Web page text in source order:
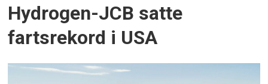
Hydrogen-JCB satte
fartsrekord i USA